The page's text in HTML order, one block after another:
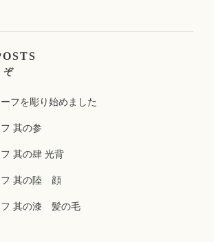
ぞ
フを彫り始めました
其の参
其の肆 光背
フ 其の陸 顔
フ 其の漆 髪の毛